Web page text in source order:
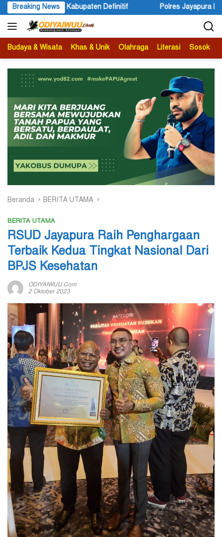
Langsung
ke
konten
Breaking News
Polres Jayapura Lakukan Penyelidikan Pasca Keracunan
Budaya & Wisata Khas & Unik Olahraga Literasi Sosok
Beranda BERITA UTAMA
BERITA UTAMA
RSUD Jayapura Raih Penghargaan
Terbaik Kedua Tingkat Nasional Dari
BPJS Kesehatan
ODIYAIWUU.com
2 Oktober 2023